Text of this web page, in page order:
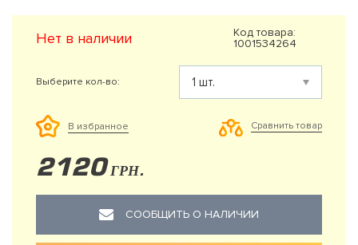
Нет в наличии
Код товара:
1001534264
Выберите кол-во:
В избранное Сравнить товар
2120 ГРН.
СООБЩИТЬ О НАЛИЧИИ